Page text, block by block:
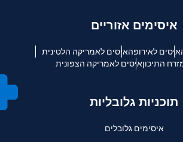
איסימים אזוריים
איסים לאירופהאיסים לאמריקה הלטינית
התיכוןאיסים לאמריקה הצפונית
תוכניות גלובליות
איסימים גלובלים